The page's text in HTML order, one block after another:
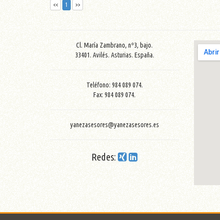
<< 1 >>
Cl. María Zambrano, nº3, bajo.
33401. Avilés. Asturias. España.
Teléfono: 984 089 074.
Fax: 984 089 074.
yanezasesores@yanezasesores.es
Redes: